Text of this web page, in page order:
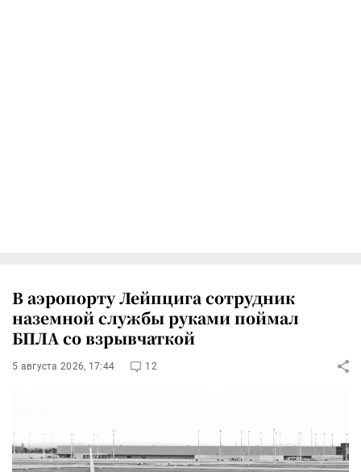
В аэропорту Лейпцига сотрудник
наземной службы руками поймал
БПЛА со взрывчаткой
5 августа 2026, 17:44 12